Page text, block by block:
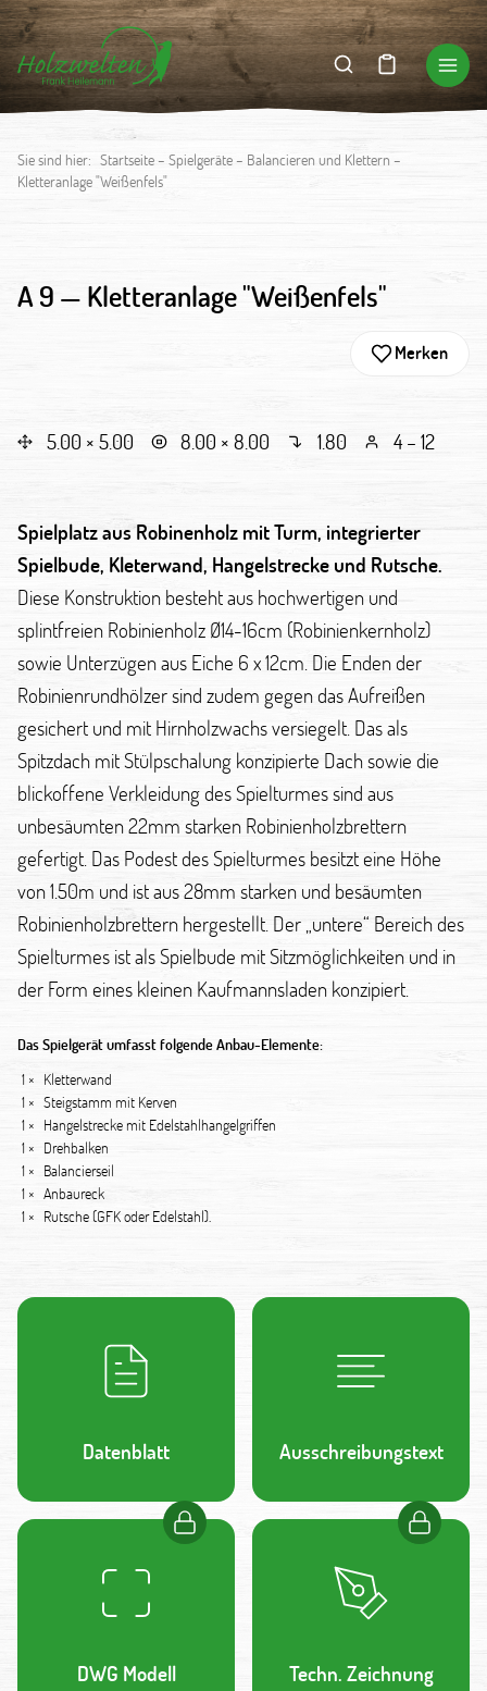
Sie sind hier: Startseite– Spielgeräte– Balancieren und Klettern –
Kletteranlage "Weißenfels"
A 9 — Kletteranlage "Weißenfels"
Merken
5.00 × 5.00 8.00 × 8.00 1.80 4 – 12
Spielplatz aus Robinenholz mit Turm, integrierter
Spielbude, Kleterwand, Hangelstrecke und Rutsche.
Diese Konstruktion besteht aus hochwertigen und
splintfreien Robinienholz Ø14-16cm (Robinienkernholz)
sowie Unterzügen aus Eiche 6 x 12cm. Die Enden der
Robinienrundhölzer sind zudem gegen das Aufreißen
gesichert und mit Hirnholzwachs versiegelt. Das als
Spitzdach mit Stülpschalung konzipierte Dach sowie die
blickoffene Verkleidung des Spielturmes sind aus
unbesäumten 22mm starken Robinienholzbrettern
gefertigt. Das Podest des Spielturmes besitzt eine Höhe
von 1.50m und ist aus 28mm starken und besäumten
Robinienholzbrettern hergestellt. Der „untere“ Bereich des
Spielturmes ist als Spielbude mit Sitzmöglichkeiten und in
der Form eines kleinen Kaufmannsladen konzipiert.
Das Spielgerät umfasst folgende Anbau-Elemente:
1 × Kletterwand
1 × Steigstamm mit Kerven
1 × Hangelstrecke mit Edelstahlhangelgriffen
1 × Drehbalken
1 × Balancierseil
1 × Anbaureck
1 × Rutsche (GFK oder Edelstahl).
Datenblatt Ausschreibungstext
DWG Modell Techn. Zeichnung